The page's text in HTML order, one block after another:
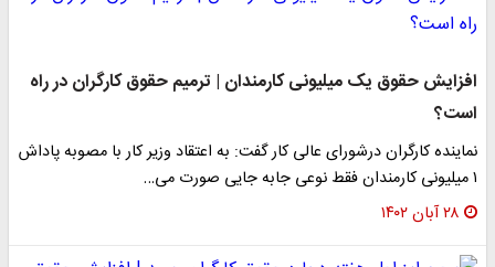
افزایش حقوق یک میلیونی کارمندان | ترمیم حقوق کارگران در راه
است؟
نماینده کارگران درشورای عالی کار گفت: به اعتقاد وزیر کار با مصوبه پاداش
۲۸ آبان ۱۴۰۲